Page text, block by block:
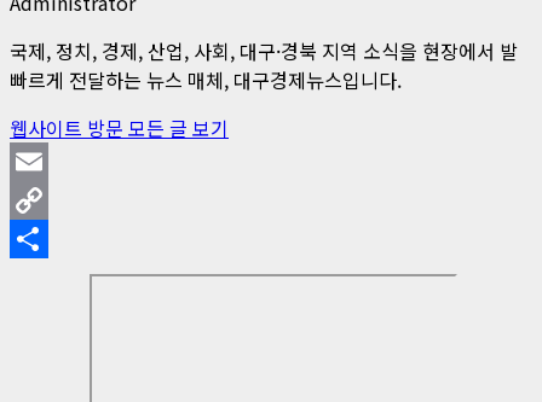
국제, 정치, 경제, 산업, 사회, 대구·경북 지역 소식을 현장에서 발
빠르게 전달하는 뉴스 매체, 대구경제뉴스입니다.
웹사이트 방문 모든 글 보기
Email
Copy